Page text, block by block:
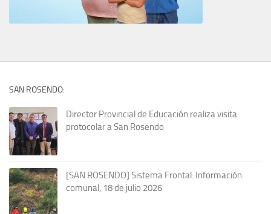
SAN ROSENDO:
Director Provincial de Educación realiza visita
protocolar a San Rosendo
[SAN ROSENDO] Sistema Frontal: Información
comunal, 18 de julio 2026